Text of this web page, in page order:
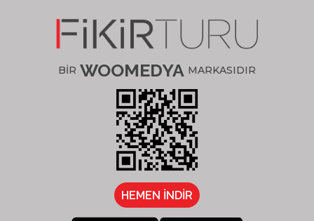
BİR WOOMEDYA MARKASIDIR
HEMEN İNDİR